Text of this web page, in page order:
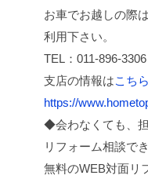
お車でお越しの際
利用下さい。
TEL：011-896-3306
支店の情報はこちら
https://
◆会わなくても、
リフォーム相談で
無料のWEB対面リ